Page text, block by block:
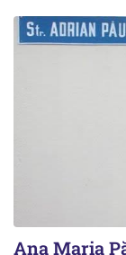
Ana Maria